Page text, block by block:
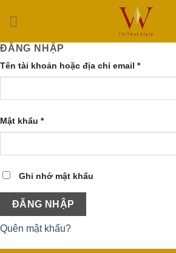
ĐĂNG NHẬP
Tên tài khoản hoặc địa chỉ email *
Mật khẩu *
Ghi nhớ mật khẩu
ĐĂNG NHẬP
Quên mật khẩu?